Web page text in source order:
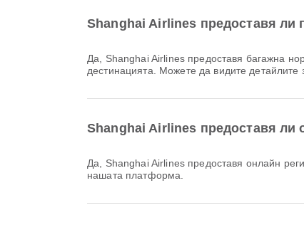
Shanghai Airlines предоставя ли
Да, Shanghai Airlines предоставя багажна норма за полети Домашен & Международен от Shanghai до Kota Kinabalu. Подробностите варират според типа билет и
дестинацията. Можете да видите
Shanghai Airlines предоставя ли
Да, Shanghai Airlines предоставя онлайн регистрация за полет от Shanghai до Kota Kinabalu, което ви позволява удобно да се регистрирате за полета си чрез
нашата платформа.